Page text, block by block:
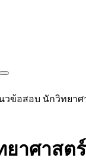
วข้อสอบ นักวิทยาศ
าศาสต